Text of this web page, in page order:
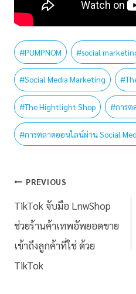
#PUMPNOM #social
#Social Media Marketing #
#The Hightlight Shop #การต
#การตลาดออนไลน์ผ่าน Social
PREVIOUS
TikTok จับมือ LnwShop
ช่วยร้านค้าเทพอัพยอดขาย
เข้าถึงลูกค้าที่ใช่ ด้วย
TikTok